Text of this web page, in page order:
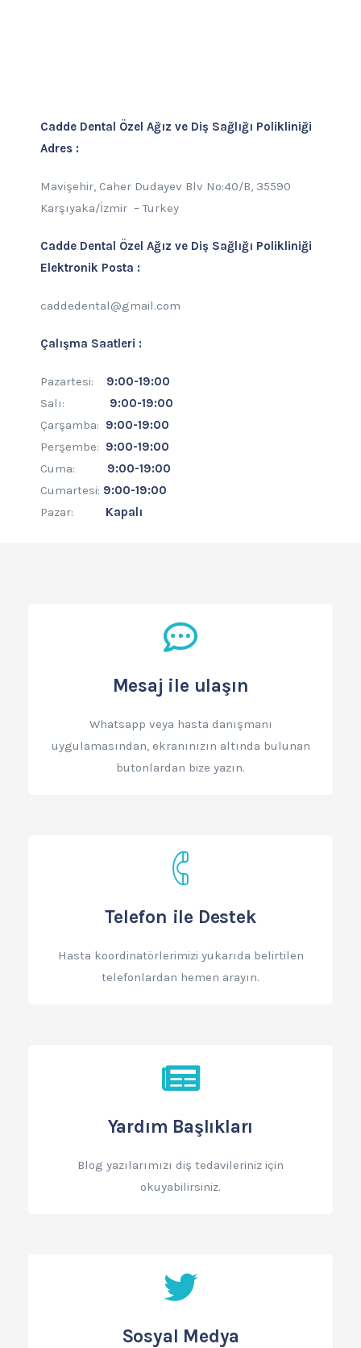
Cadde Dental Özel Ağız ve Diş Sağlığı Polikliniği
Adres :
Mavişehir, Caher Dudayev Blv No:40/B, 35590
Karşıyaka/İzmir – Turkey
Cadde Dental Özel Ağız ve Diş Sağlığı Polikliniği
Elektronik Posta :
caddedental@gmail.com
Çalışma Saatleri :
Pazartesi: 9:00-19:00
Salı: 9:00-19:00
Çarşamba: 9:00-19:00
Perşembe: 9:00-19:00
Cuma: 9:00-19:00
Cumartesi: 9:00-19:00
Pazar: Kapalı
Mesaj ile ulaşın
Whatsapp veya hasta danışmanı
uygulamasından, ekranınızın altında bulunan
butonlardan bize yazın.
Telefon ile Destek
Hasta koordinatörlerimizi yukarıda belirtilen
telefonlardan hemen arayın.
Yardım Başlıkları
Blog yazılarımızı diş tedavileriniz için
okuyabilirsiniz.
Sosyal Medya